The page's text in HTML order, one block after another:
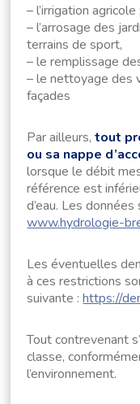
– l’irrigation agricole ;
– l’arrosage des
terrains de sport,
– le remplissage
– le nettoyage des
façades
Par ailleurs,tout
ou sa nappe
lorsque le débit
référence est
d’eau. Les
www.hydrologie-
Les éventuelles
à ces restrictions
suivante :https://
Tout contrevenant
classe,
l’environnement.